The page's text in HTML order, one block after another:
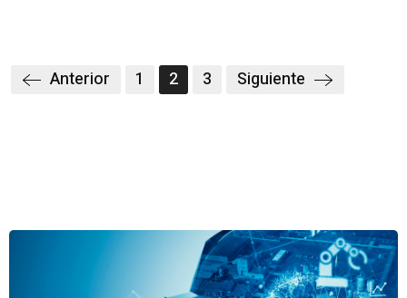
Anterior 1 2 3 Siguiente